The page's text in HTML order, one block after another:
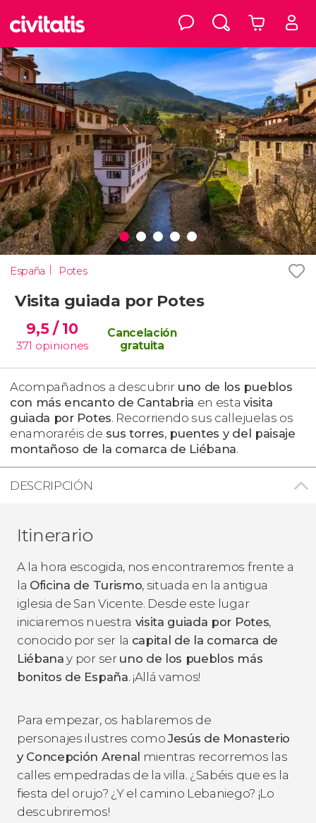
España Potes
Visita guiada por Potes
9,5/ 10
371 opiniones
Cancelación
gratuita
Acompañadnos a descubriruno de los pueblos
con más encanto de Cantabria en estavisita
guiada por Potes. Recorriendo sus callejuelas os
enamoraréis de sus torres, puentes y del paisaje
montañoso de la comarca de Liébana.
DESCRIPCIÓN
Itinerario
A la hora escogida, nos encontraremos frente a
la Oficina de Turismo, situada en la antigua
iglesia de San Vicente. Desde este lugar
iniciaremos nuestra visita guiada por Potes,
conocido por ser la capital de la comarca de
Liébana y por ser uno de los pueblos más
bonitos de España. ¡Allá vamos!
Para empezar, os hablaremos de
personajes ilustres comoJesús de Monasterio
y Concepción Arenal mientras recorremos las
calles empedradas de la villa. ¿Sabéis que es la
fiesta del orujo? ¿Y el camino Lebaniego? ¡Lo
descubriremos!